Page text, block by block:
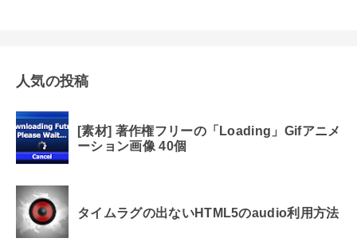
人気の投稿
[素材] 著作権フリーの「Loading」Gifアニメ
ーション画像 40個
タイムラグの出ないHTML5のaudio利用方法